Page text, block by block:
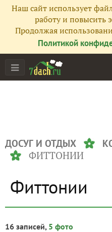
Наш сайт использует
работу и повысить
Продолжая
Политикой
ДОСУГ И ОТДЫХ
ФИТТОНИИ
Фиттонии
16 записей, 5 фото